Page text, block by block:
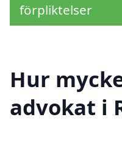
förpliktelser
Hur
advokat i